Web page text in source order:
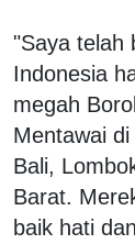
"Saya telah
Indonesia
megah
Mentawai
Bali,
Barat.
baik hati